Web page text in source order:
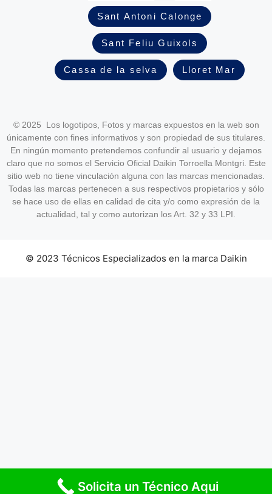
Sant Antoni Calonge
Sant Feliu Guixols
Cassa de la selva Lloret Mar
© 2025 Los logotipos, Fotos y marcas expuestos en la web son
únicamente con fines informativos y son propiedad de sus titulares.
En ningún momento pretendemos confundir al usuario y dejamos
claro que no somos el Servicio Oficial Daikin Torroella Montgri. Este
sitio web no tiene vinculación alguna con las marcas mencionadas.
Todas las marcas pertenecen a sus respectivos propietarios y sólo
se hace uso de ellas en calidad de cita y/o como expresión de la
actualidad, tal y como autorizan los Art. 32 y 33 LPI.
© 2023 Técnicos Especializados en la marca Daikin
Solicita un Técnico Aqui